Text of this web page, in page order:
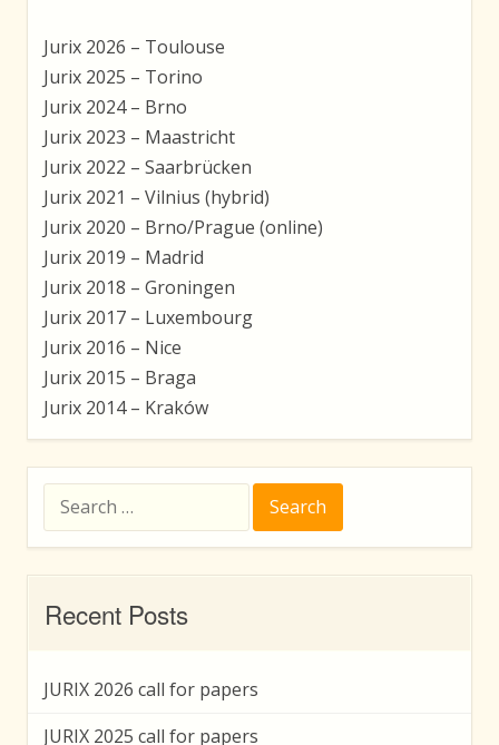
Jurix 2026 – Toulouse
Jurix 2025 – Torino
Jurix 2024 – Brno
Jurix 2023 – Maastricht
Jurix 2022 – Saarbrücken
Jurix 2021 – Vilnius (hybrid)
Jurix 2020 – Brno/Prague (online)
Jurix 2019 – Madrid
Jurix 2018 – Groningen
Jurix 2017 – Luxembourg
Jurix 2016 – Nice
Jurix 2015 – Braga
Jurix 2014 – Kraków
for:
Recent Posts
JURIX 2026 call for papers
JURIX 2025 call for papers